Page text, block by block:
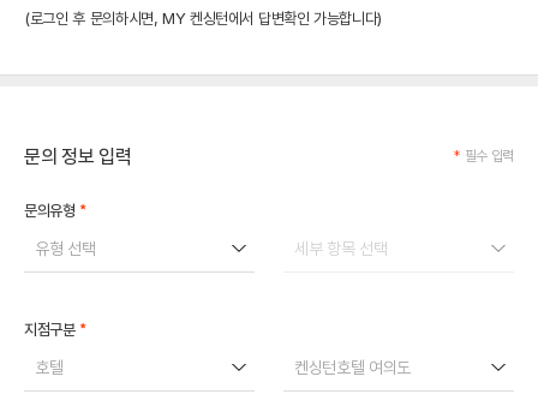
(로그인 후 문의하시면, MY 켄싱턴에서 답변확인 가능합니다)
문의 정보 입력 * 필수 입력
문의유형 *
유형 선택 세부 항목 선택
지점구분 *
호텔 켄싱턴호텔 여의도